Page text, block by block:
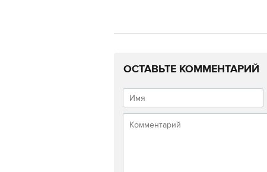
ОСТАВЬТЕ КОММЕНТАРИЙ